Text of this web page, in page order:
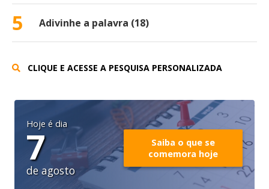
5 Adivinhe a palavra (18)
CLIQUE E ACESSE A PESQUISA PERSONALIZADA
Hoje é dia
7
de agosto
Saiba o que se
comemora hoje